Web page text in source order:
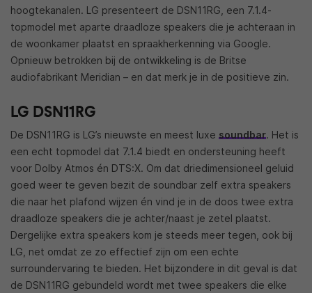
hoogtekanalen. LG presenteert de DSN11RG, een 7.1.4-
topmodel met aparte draadloze speakers die je achteraan in
de woonkamer plaatst en spraakherkenning via Google.
Opnieuw betrokken bij de ontwikkeling is de Britse
audiofabrikant Meridian – en dat merk je in de positieve zin.
LG DSN11RG
De DSN11RG is LG’s nieuwste en meest luxe soundbar. Het is
een echt topmodel dat 7.1.4 biedt en ondersteuning heeft
voor Dolby Atmos én DTS:X. Om dat driedimensioneel geluid
goed weer te geven bezit de soundbar zelf extra speakers
die naar het plafond wijzen én vind je in de doos twee extra
draadloze speakers die je achter/naast je zetel plaatst.
Dergelijke extra speakers kom je steeds meer tegen, ook bij
LG, net omdat ze zo effectief zijn om een echte
surroundervaring te bieden. Het bijzondere in dit geval is dat
de DSN11RG gebundeld wordt met twee speakers die elke